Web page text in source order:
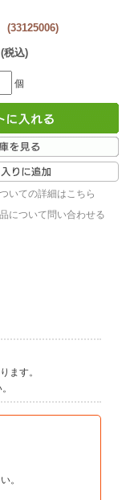
(33125006)
税込)
個
いての詳細はこちら
について問い合わせる
ます。
。